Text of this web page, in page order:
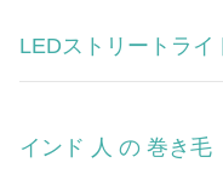
LEDストリートライ
インド 人 の 巻き毛